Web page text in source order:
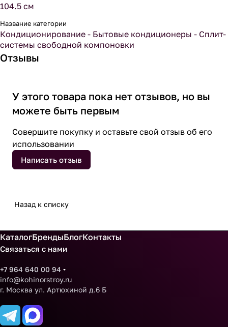
104.5 см
Название категории
Кондиционирование - Бытовые кондиционеры - Сплит-
системы свободной компоновки
Отзывы
У этого товара пока нет отзывов, но вы
можете быть первым
Совершите покупку и оставьте свой отзыв об его
использовании
Написать отзыв
Назад к списку
КаталогБрендыБлогКонтакты
Связаться с нами
+7 964 640 00 94
info@kohinorstroy.ru
г. Москва ул. Артюхиной д.6 Б